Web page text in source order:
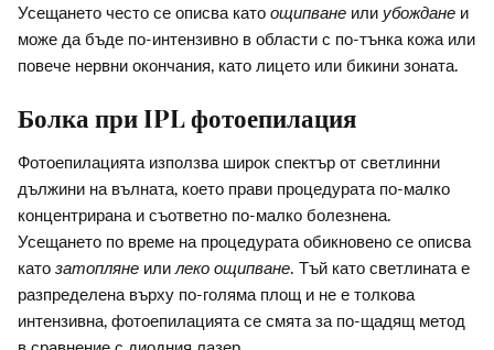
Усещането често се описва като ощипване или убождане и
може да бъде по-интензивно в области с по-тънка кожа или
повече нервни окончания, като лицето или бикини зоната.
Болка при IPL фотоепилация
Фотоепилацията използва широк спектър от светлинни
дължини на вълната, което прави процедурата по-малко
концентрирана и съответно по-малко болезнена.
Усещането по време на процедурата обикновено се описва
като затопляне или леко ощипване. Тъй като светлината е
разпределена върху по-голяма площ и не е толкова
интензивна, фотоепилацията се смята за по-щадящ метод